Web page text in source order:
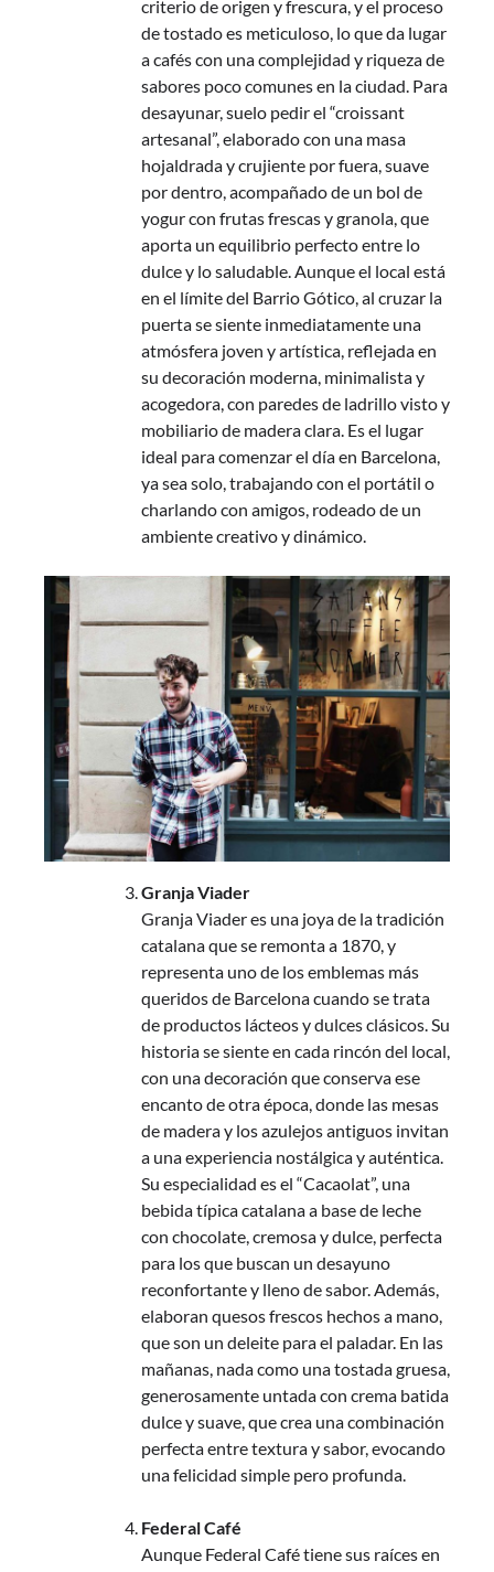
criterio de origen y frescura, y el proceso
de tostado es meticuloso, lo que da lugar
a cafés con una complejidad y riqueza de
sabores poco comunes en la ciudad. Para
desayunar, suelo pedir el “croissant
artesanal”, elaborado con una masa
hojaldrada y crujiente por fuera, suave
por dentro, acompañado de un bol de
yogur con frutas frescas y granola, que
aporta un equilibrio perfecto entre lo
dulce y lo saludable. Aunque el local está
en el límite del Barrio Gótico, al cruzar la
puerta se siente inmediatamente una
atmósfera joven y artística, reflejada en
su decoración moderna, minimalista y
acogedora, con paredes de ladrillo visto y
mobiliario de madera clara. Es el lugar
ideal para comenzar el día en Barcelona,
ya sea solo, trabajando con el portátil o
charlando con amigos, rodeado de un
ambiente creativo y dinámico.
Granja Viader
Granja Viader es una joya de la tradición
catalana que se remonta a 1870, y
representa uno de los emblemas más
queridos de Barcelona cuando se trata
de productos lácteos y dulces clásicos. Su
historia se siente en cada rincón del local,
con una decoración que conserva ese
encanto de otra época, donde las mesas
de madera y los azulejos antiguos invitan
a una experiencia nostálgica y auténtica.
Su especialidad es el “Cacaolat”, una
bebida típica catalana a base de leche
con chocolate, cremosa y dulce, perfecta
para los que buscan un desayuno
reconfortante y lleno de sabor. Además,
elaboran quesos frescos hechos a mano,
que son un deleite para el paladar. En las
mañanas, nada como una tostada gruesa,
generosamente untada con crema batida
dulce y suave, que crea una combinación
perfecta entre textura y sabor, evocando
una felicidad simple pero profunda.
Federal Café
Aunque Federal Café tiene sus raíces en